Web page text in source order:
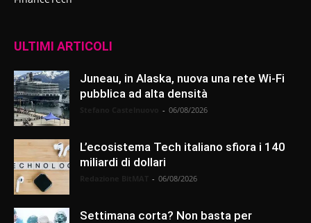
ULTIMI ARTICOLI
Juneau, in Alaska, nuova una rete Wi-Fi
pubblica ad alta densità
- 06/08/2026
L’ecosistema Tech italiano sfiora i 140
miliardi di dollari
- 06/08/2026
Settimana corta? Non basta per